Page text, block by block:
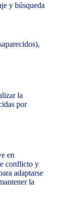
y búsqueda
la
por
en
conflicto y
adaptarse
la